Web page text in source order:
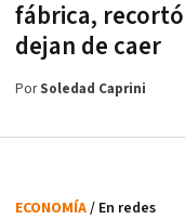
fábrica,
dejan de caer
PorSoledad Caprini
ECONOMÍA/ En redes